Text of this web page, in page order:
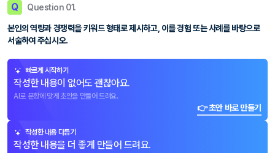
Q Question 01.
본인의 역량과 경쟁력을 키워드 형태로 제시하고, 이를 경험 또는 사례를 바탕으로
서술하여 주십시오.
빠르게 시작하기
작성한 내용이 없어도 괜찮아요.
AI로 문항에 맞게 초안을 만들어 드려요.
👉 초안 바로 만들기
작성한 내용 다듬기
작성한 내용을 더 좋게 만들어 드려요.